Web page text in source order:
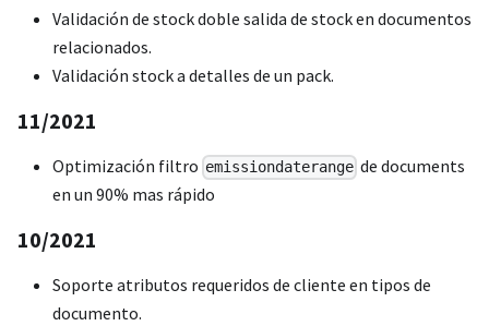
Validación de stock doble salida de stock en documentos
relacionados.
Validación stock a detalles de un pack.
11/2021
Optimización filtro emissiondaterange de documents
en un 90% mas rápido
10/2021
Soporte atributos requeridos de cliente en tipos de
documento.